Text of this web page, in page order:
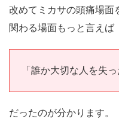
改めてミカサの頭痛場面
関わる場面もっと言えば
「誰か大切な人を失
だったのが分かります。